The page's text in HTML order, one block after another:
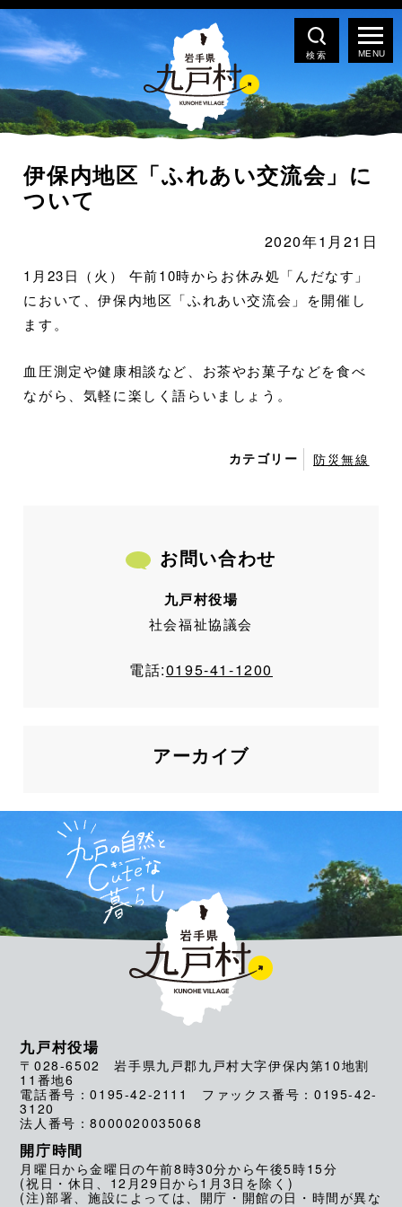
検索
伊保内地区「ふれあい交流会」に
ついて
2020年1月21日
1月23日（火） 午前10時からお休み処「んだなす」
において、伊保内地区「ふれあい交流会」を開催し
ます。
血圧測定や健康相談など、お茶やお菓子などを食べ
ながら、気軽に楽しく語らいましょう。
カテゴリー 防災無線
お問い合わせ
九戸村役場
社会福祉協議会
電話:0195-41-1200
アーカイブ
九戸村役場
〒028-6502 岩手県九戸郡九戸村大字伊保内第10地割
11番地6
電話番号：0195-42-2111 ファックス番号：0195-42-
3120
法人番号：8000020035068
開庁時間
月曜日から金曜日の午前8時30分から午後5時15分
(祝日・休日、12月29日から1月3日を除く)
(注)部署、施設によっては、開庁・開館の日・時間が異な